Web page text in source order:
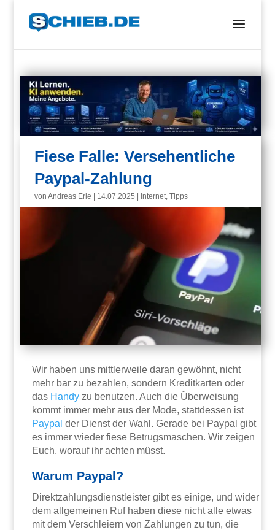
Fiese Falle: Versehentliche
Paypal-Zahlung
vonAndreas Erle 14.07.2025 Internet,Tipps
Wir haben uns mittlerweile daran gewöhnt, nicht
mehr bar zu bezahlen, sondern Kreditkarten oder
das Handy zu benutzen. Auch die Überweisung
kommt immer mehr aus der Mode, stattdessen ist
Paypal der Dienst der Wahl. Gerade bei Paypal gibt
es immer wieder fiese Betrugsmaschen. Wir zeigen
Euch, worauf ihr achten müsst.
Warum Paypal?
Direktzahlungsdienstleister gibt es einige, und wider
dem allgemeinen Ruf haben diese nicht alle etwas
mit dem Verschleiern von Zahlungen zu tun, die